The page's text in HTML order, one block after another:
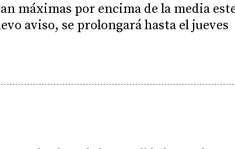
máximas por encima de la media
aviso, se prolongará hasta el jueves